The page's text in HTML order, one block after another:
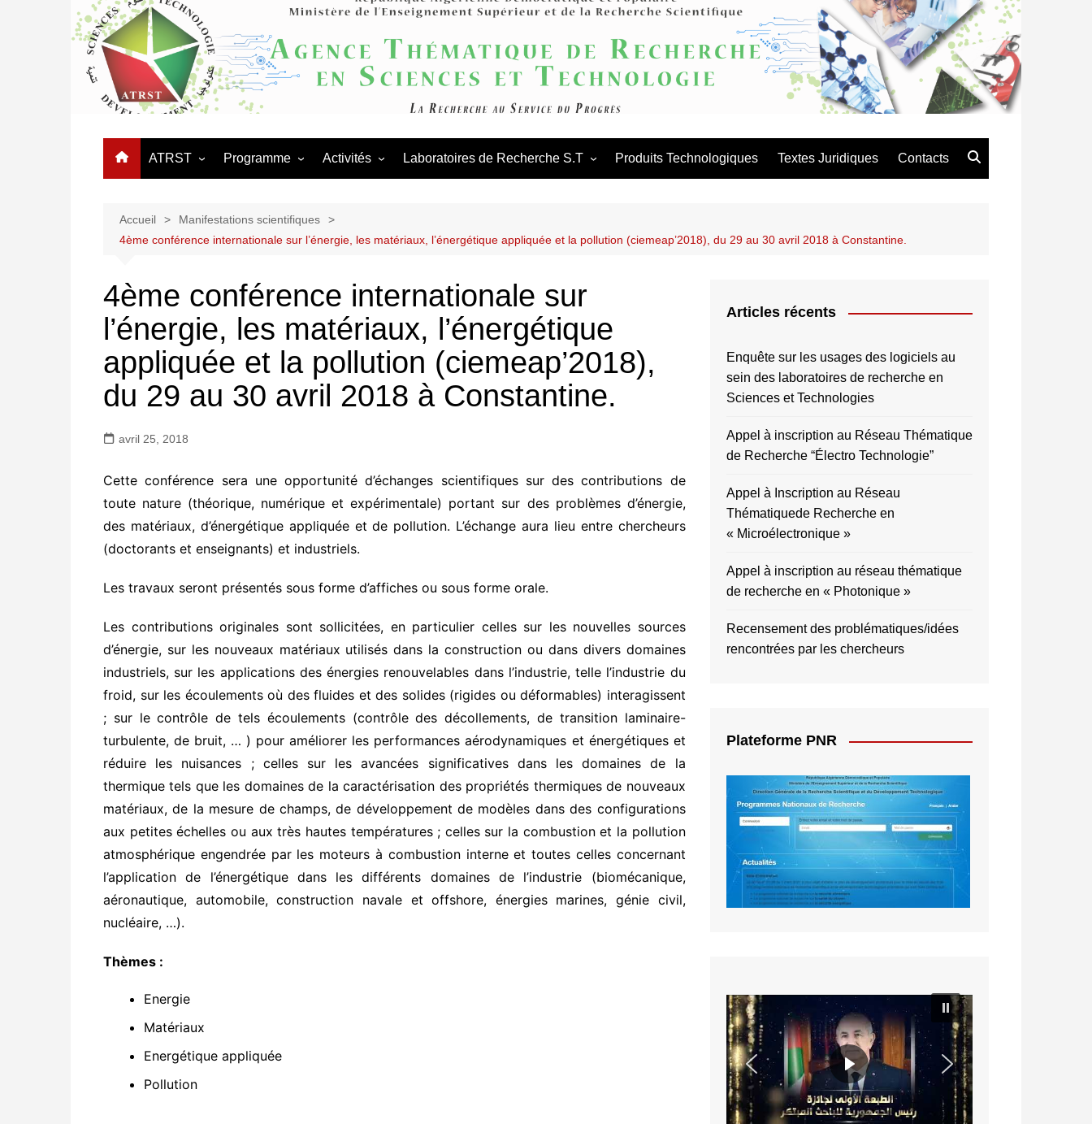
Agence Thématique de Recherche en
Sciences et Technologie
ATRST
Organigramme
Organisation Administrative
Conseil scientifique
Logo ATRST
Programme
Programmes Nationaux de
PNR
Procédures des équipes
mixtes
Activités
Manifestations scientifiques
Coopération & Partenariat
Laboratoires de Recherche S.T Produits Technologiques Textes Juridiques Contacts
Accueil
Manifestations scientifiques
4ème conférence internationale sur l’énergie, les matériaux, l’énergétique appliquée et la pollution (ciemeap’2018), du 29 au 30 avril 2018 à Constantine.
4ème conférence internationale sur
l’énergie, les matériaux, l’énergétique
appliquée et la pollution (ciemeap’2018),
du 29 au 30 avril 2018 à Constantine.
avril 25, 2018
Cette conférence sera une opportunité d’échanges scientifiques sur des contributions de
toute nature (théorique, numérique et expérimentale) portant sur des problèmes d’énergie,
des matériaux, d’énergétique appliquée et de pollution. L’échange aura lieu entre chercheurs
(doctorants et enseignants) et industriels.
Les travaux seront présentés sous forme d’affiches ou sous forme orale.
Les contributions originales sont sollicitées, en particulier celles sur les nouvelles sources
d’énergie, sur les nouveaux matériaux utilisés dans la construction ou dans divers domaines
industriels, sur les applications des énergies renouvelables dans l’industrie, telle l’industrie du
froid, sur les écoulements où des fluides et des solides (rigides ou déformables) interagissent
; sur le contrôle de tels écoulements (contrôle des décollements, de transition laminaire-
turbulente, de bruit, … ) pour améliorer les performances aérodynamiques et énergétiques et
réduire les nuisances ; celles sur les avancées significatives dans les domaines de la
thermique tels que les domaines de la caractérisation des propriétés thermiques de nouveaux
matériaux, de la mesure de champs, de développement de modèles dans des configurations
aux petites échelles ou aux très hautes températures ; celles sur la combustion et la pollution
atmosphérique engendrée par les moteurs à combustion interne et toutes celles concernant
l’application de l’énergétique dans les différents domaines de l’industrie (biomécanique,
aéronautique, automobile, construction navale et offshore, énergies marines, génie civil,
nucléaire, …).
Thèmes :
Energie
Matériaux
Energétique appliquée
Pollution
Articles récents
Enquête sur les usages des logiciels au
sein des laboratoires de recherche en
Sciences et Technologies
Appel à inscription au Réseau Thématique
de Recherche “Électro Technologie”
Appel à Inscription au Réseau
Thématiquede Recherche en
« Microélectronique »
Appel à inscription au réseau thématique
de recherche en « Photonique »
Recensement des problématiques/idées
rencontrées par les chercheurs
Plateforme PNR